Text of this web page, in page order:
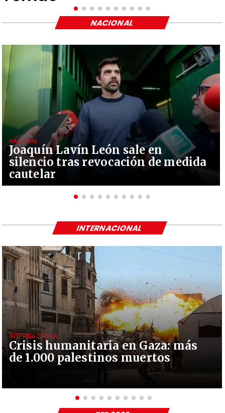
Joaquín Lavín León sale en
silencio tras revocación de medida
cautelar
NACIONAL
NACIONAL
Crisis humanitaria en Gaza: más
de 1.000 palestinos muertos
INTERNACIONAL
INTERNACIONAL